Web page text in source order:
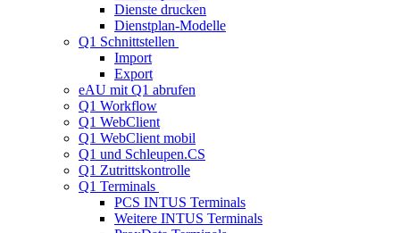
Dienste drucken
Dienstplan-Modelle
Q1 Schnittstellen
Import
Export
eAU mit Q1 abrufen
Q1 Workflow
Q1 WebClient
Q1 WebClient mobil
Q1 und Schleupen.CS
Q1 Zutrittskontrolle
Q1 Terminals
PCS INTUS Terminals
Weitere INTUS Terminals